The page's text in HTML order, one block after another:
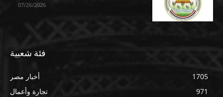
07/26/2026
فئة شعبية
أخبار مصر
1705
تجارة وأعمال
971